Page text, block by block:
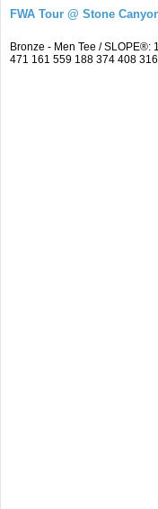
FWA Tour @ Stone
Bronze - Men Tee /
471 161 559 188 374 408